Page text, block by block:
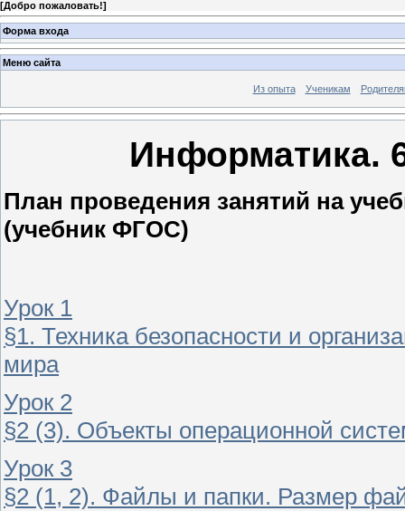
[Добро пожаловать!]
Форма входа
Меню сайта
Из опыта Ученикам
Информатика.
План проведения занятий на
(учебник ФГОС)
Урок 1
§1. Техника безопасности и
мира
Урок 2
§2 (3). Объекты операционной
Урок 3
§2 (1, 2). Файлы и папки. Размер